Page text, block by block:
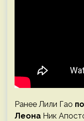
Ранее Лили Гао
Леона Ник